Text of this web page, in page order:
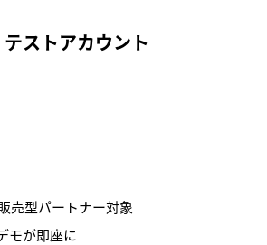
モが即座に
ストアカウント
売型パートナー対象